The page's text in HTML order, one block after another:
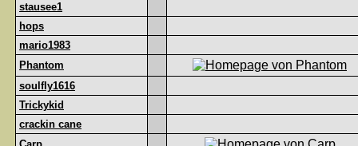
stausee1
hops
mario1983
Phantom
soulfly1616
Trickykid
crackin cane